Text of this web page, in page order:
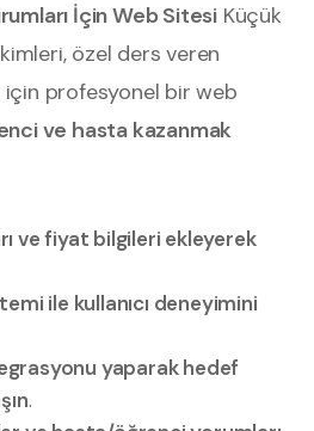
İçin Web Sitesi Küçük
özel ders veren
profesyonel bir web
ve hasta kazanmak
ve fiyat bilgileri ekleyerek
ile kullanıcı deneyimini
yaparak hedef
.